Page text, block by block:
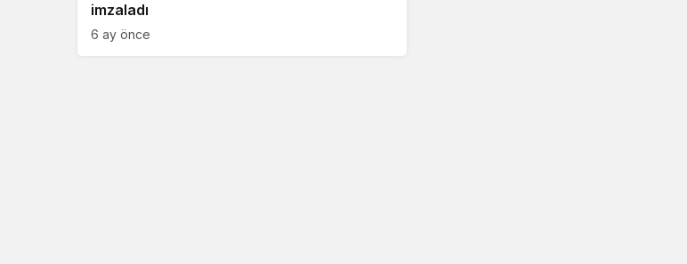
imzaladı
6 ay önce